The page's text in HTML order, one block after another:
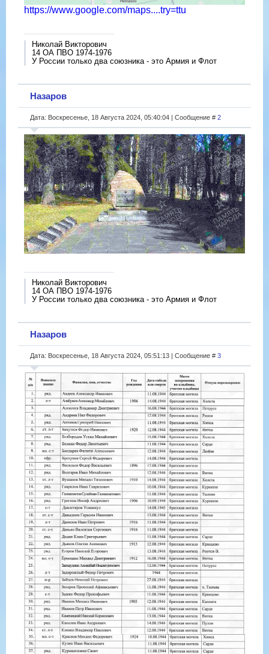
https://www.google.com/maps....try=ttu
Николай Викторович
14 ОА ПВО 1974-1976
У России только два союзника - это Армия и Флот
Назаров
Дата: Воскресенье, 18 Августа 2024, 05:40:04 | Сообщение # 2
Николай Викторович
14 ОА ПВО 1974-1976
У России только два союзника - это Армия и Флот
Назаров
Дата: Воскресенье, 18 Августа 2024, 05:51:13 | Сообщение # 3